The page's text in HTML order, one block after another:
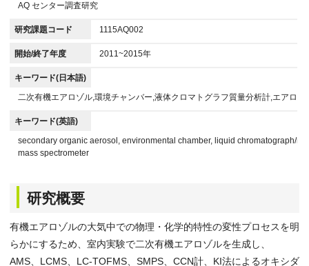
AQ センター調査研究
研究課題コード 1115AQ002
開始/終了年度 2011~2015年
キーワード(日本語)
二次有機エアロゾル,環境チャンバー,液体クロマトグラフ質量分析計,エアロゾ
キーワード(英語)
secondary organic aerosol, environmental chamber, liquid chromatograph/
mass spectrometer
研究概要
有機エアロゾルの大気中での物理・化学的特性の変性プロセスを明
らかにするため、室内実験で二次有機エアロゾルを生成し、
AMS、LCMS、LC-TOFMS、SMPS、CCN計、KI法によるオキシダ